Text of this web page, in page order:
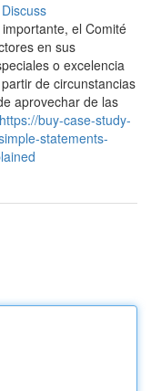
Discuss
el Comité
en sus
o excelencia
de circunstancias
aprovechar de las
https://buy-case-study-
statements-